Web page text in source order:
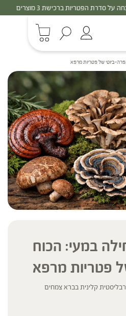
ביוטי של פטריות מרפא
במעי: הכוח
פטריות מרפא
קלינית בברא צמחים